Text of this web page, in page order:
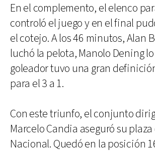
En el complemento, el elenco
controló el juego y en el final
el cotejo. A los 46 minutos, Alan
luchó la pelota, Manolo Dening
goleador tuvo una gran
para el 3 a 1.
Con este triunfo, el conjunto
Marcelo Candia aseguró su
Nacional. Quedó en la posición